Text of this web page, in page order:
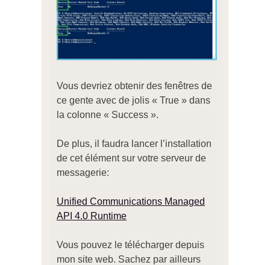
Vous devriez obtenir des fenêtres de
ce gente avec de jolis « True » dans
la colonne « Success ».
De plus, il faudra lancer l’installation
de cet élément sur votre serveur de
messagerie:
Unified Communications Managed
API 4.0 Runtime
Vous pouvez le télécharger depuis
mon site web. Sachez par ailleurs